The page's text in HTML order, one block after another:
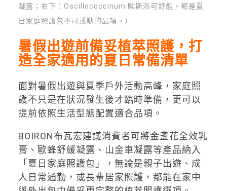
凝露；右下：Oscillococcinum 歐斯洛可舒能，都是夏
日家庭照護包不可或缺的品項。 ）
暑假出遊前備妥植萃照護，打
造全家適用的夏日常備清單
面對暑假出遊與夏季戶外活動高峰，家庭照
護不只是在狀況發生後才臨時準備，更可以
提前依照生活型態配置適合品項。
BOIRON布瓦宏建議消費者可將金盞花全效乳
膏、歐蜂舒緩凝露、山金車凝露等產品納入
「夏日家庭照護包」，無論是親子出遊、成
人日常通勤，或長輩居家照護，都能在家中